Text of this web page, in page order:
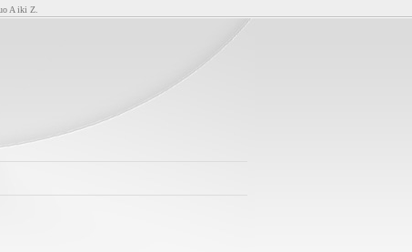
A iki Z.